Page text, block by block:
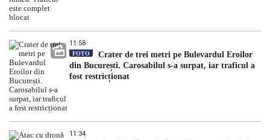
11:58
FOTO
Crater de trei metri pe Bulevardul Eroilor
din București. Carosabilul s-a surpat, iar traficul a
fost restricționat
11:34